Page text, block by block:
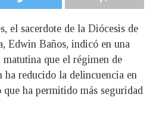
el sacerdote de la Diócesis de
Edwin Baños, indicó en una
matutina que el régimen de
ha reducido la delincuencia en
que ha permitido más seguridad